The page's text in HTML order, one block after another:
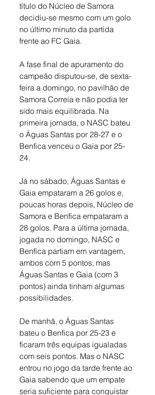
título do Núcleo de Samora
decidiu-se mesmo com um golo
no último minuto da partida
frente ao FC Gaia.
A fase final de apuramento do
campeão disputou-se, de sexta-
feira a domingo, no pavilhão de
Samora Correia e não podia ter
sido mais equilibrada. Na
primeira jornada, o NASC bateu
o Águas Santas por 28-27 e o
Benfica venceu o Gaia por 25-
24.
Já no sábado, Águas Santas e
Gaia empataram a 26 golos e,
poucas horas depois, Núcleo de
Samora e Benfica empataram a
28 golos. Para a última jornada,
jogada no domingo, NASC e
Benfica partiam em vantagem,
ambos com 5 pontos, mas
Águas Santas e Gaia (com 3
pontos) ainda tinham algumas
possibilidades.
De manhã, o Águas Santas
bateu o Benfica por 25-23 e
ficaram três equipas igualadas
com seis pontos. Mas o NASC
entrou no jogo da tarde frente ao
Gaia sabendo que um empate
seria suficiente para conquistar